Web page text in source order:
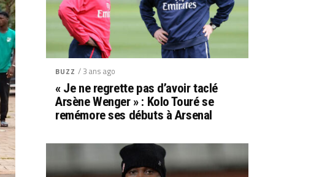
BUZZ / 3 ans ago
« Je ne regrette pas d’avoir taclé
Arsène Wenger » : Kolo Touré se
remémore ses débuts à Arsenal